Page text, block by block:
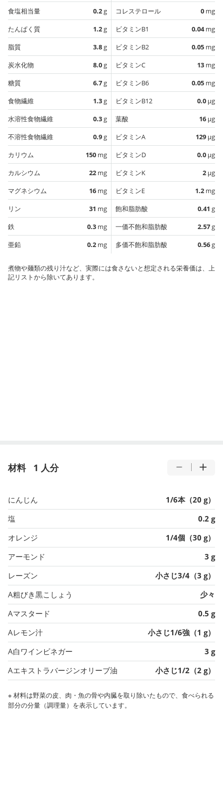
食塩相当量
0.2g
たんぱく質
1.2g
脂質
3.8g
炭水化物
8.0g
糖質
6.7g
食物繊維
1.3g
水溶性食物繊維
0.3g
不溶性食物繊維
0.9g
カリウム
150 mg
カルシウム
22 mg
マグネシウム
16 mg
リン
31 mg
鉄
0.3 mg
亜鉛
0.2 mg
コレステロール
0 mg
ビタミンB1
0.04mg
ビタミンB2
0.05 mg
ビタミンC
13 mg
ビタミンB6
0.05 mg
ビタミンB12
0.0 µg
葉酸
16 µg
ビタミンA
129 µg
ビタミンD
0.0 µg
ビタミンK
2 µg
ビタミンE
1.2 mg
飽和脂肪酸
0.41 g
一価不飽和脂肪酸
2.57g
多価不飽和脂肪酸
0.56g
煮物や麺類の残り汁など、実際には食さないと想定される栄養価は、上
記リストから除いてあります。
材料 1 人分
にんじん
1/6本（20 g）
塩
0.2 g
オレンジ
1/4個（30 g）
アーモンド
3 g
レーズン
小さじ3/4（3 g）
A粗びき黒こしょう
少々
Aマスタード
0.5 g
Aレモン汁
小さじ1/6強（1 g）
A白ワインビネガー
3 g
Aエキストラバージンオリーブ油
小さじ1/2（2 g）
※ 材料は野菜の皮、肉・魚の骨や内臓を取り除いたもので、食べられる
部分の分量（調理量）を表示しています。